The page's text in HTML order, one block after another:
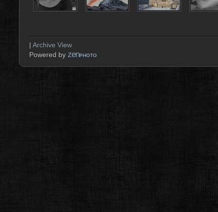
| Archive View
Powered by zenPHOTO